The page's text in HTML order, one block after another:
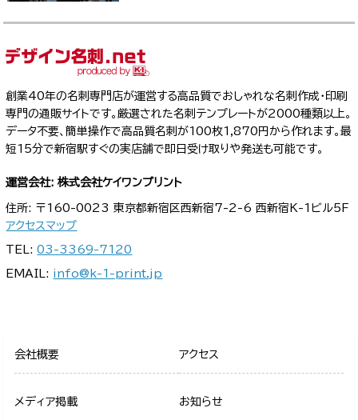
創業40年の名刺専門店が運営する高品質でおしゃれな名刺作成・印刷
専門の通販サイトです。厳選された名刺テンプレートが2000種類以上。
データ不要、簡単操作で高品質名刺が100枚1,870円から作れます。最
短15分で新宿駅すぐの実店舗で即日受け取りや発送も可能です。
運営会社: 株式会社ケイワンプリント
住所: 〒160-0023 東京都新宿区西新宿7-2-6 西新宿K-1ビル5F
アクセスマップ
TEL:03-3369-7120
EMAIL: info@k-1-print.jp
会社概要 アクセス
メディア掲載 お知らせ